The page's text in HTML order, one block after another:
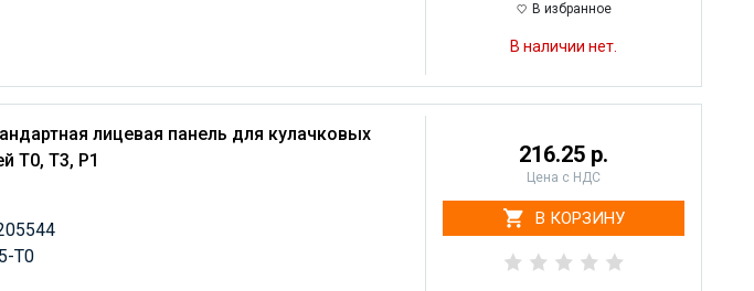
В избранное
В наличии нет.
лицевая панель для кулачковых
T0, T3, P1
T0
216.25 р.
Цена с НДС
В КОРЗИНУ